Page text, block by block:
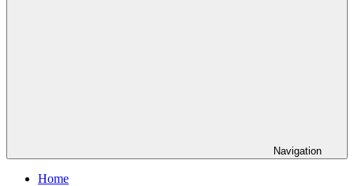
Navigation
Home